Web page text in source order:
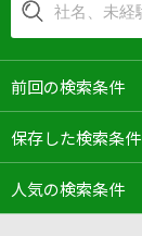
前回の検索条件
保存した検索条件
人気の検索条件
ソーシャルファ
しいたけ生産で実
新しい障害者雇